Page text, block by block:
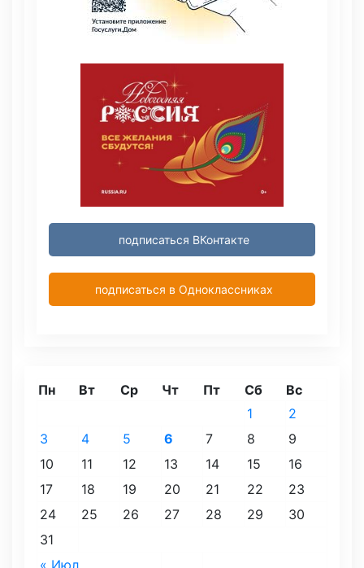
подписаться ВКонтакте
подписаться в Одноклассниках
Пн Вт Ср Чт Пт Сб Вс
1
2
3
4 5 6 7 8
9
10
11 12 13 14 15
16
17
18 19 20 21 22
23
24
25 26 27 28 29
30
31